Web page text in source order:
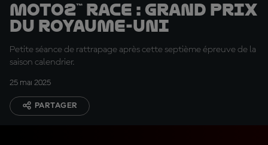
Moto2™ Race : Grand Prix
du Royaume-Uni
Petite séance de rattrapage après cette septième épreuve de la
saison calendrier.
25 mai 2025
PARTAGER